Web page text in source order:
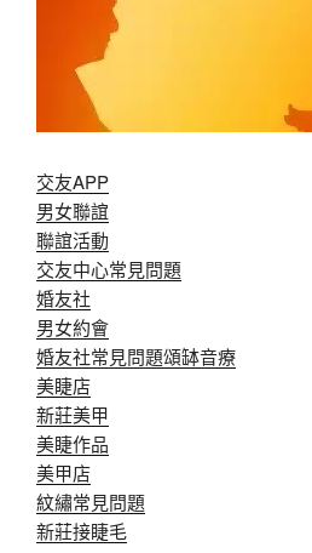
交友APP
男女聯誼
聯誼活動
交友中心常見問題
婚友社
男女約會
婚友社常見問題頌缽音療
美睫店
新莊美甲
美睫作品
美甲店
紋繡常見問題
新莊接睫毛